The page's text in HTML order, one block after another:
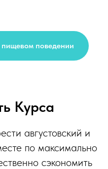
поведении
Курса
августовский и
по максимально
сэкономить